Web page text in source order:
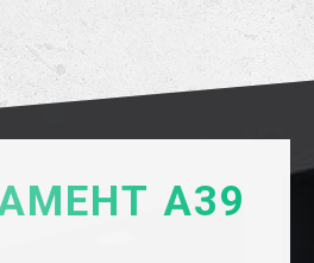
А39